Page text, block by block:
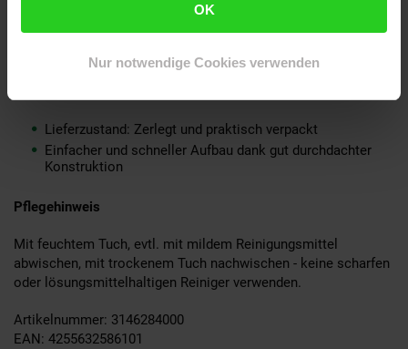
OK
Nur notwendige Cookies verwenden
Ein Badschrank ohne Dekoration
Lieferzustand: Zerlegt und praktisch verpackt
Einfacher und schneller Aufbau dank gut durchdachter
Konstruktion
Pflegehinweis
Mit feuchtem Tuch, evtl. mit mildem Reinigungsmittel
abwischen, mit trockenem Tuch nachwischen - keine scharfen
oder lösungsmittelhaltigen Reiniger verwenden.
Artikelnummer: 3146284000
EAN: 4255632586101